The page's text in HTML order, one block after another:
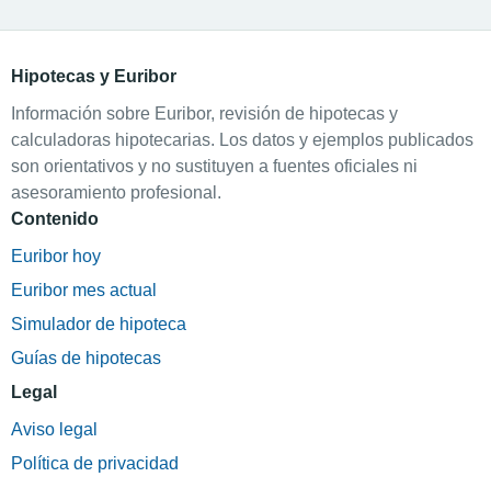
Hipotecas y Euribor
Información sobre Euribor, revisión de hipotecas y
calculadoras hipotecarias. Los datos y ejemplos publicados
son orientativos y no sustituyen a fuentes oficiales ni
asesoramiento profesional.
Contenido
Euribor hoy
Euribor mes actual
Simulador de hipoteca
Guías de hipotecas
Legal
Aviso legal
Política de privacidad